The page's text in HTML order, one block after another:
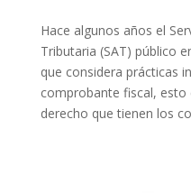
Hace algunos años el
Tributaria (SAT) público
que considera prácticas
comprobante fiscal, esto
derecho que tienen los